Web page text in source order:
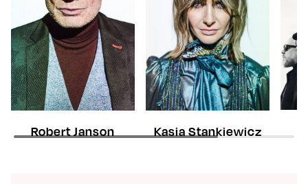
Robert Janson Kasia Stankiewicz